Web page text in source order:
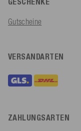
Gutscheine
VERSANDARTEN
ZAHLUNGSARTEN